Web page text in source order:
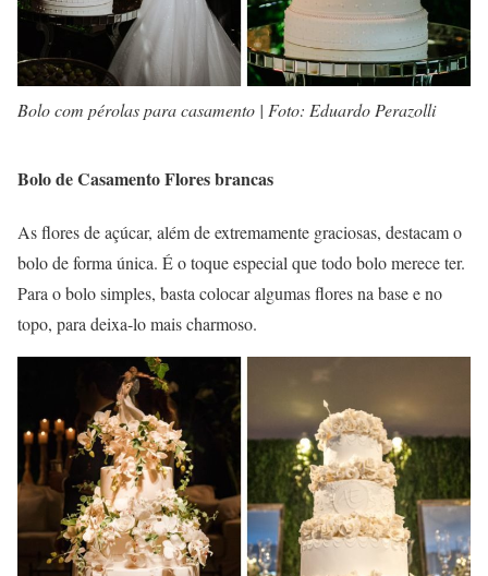
Bolo com pérolas para casamento | Foto: Eduardo Perazolli
Bolo de Casamento Flores brancas
As flores de açúcar, além de extremamente graciosas, destacam o
bolo de forma única. É o toque especial que todo bolo merece ter.
Para o bolo simples, basta colocar algumas flores na base e no
topo, para deixa-lo mais charmoso.